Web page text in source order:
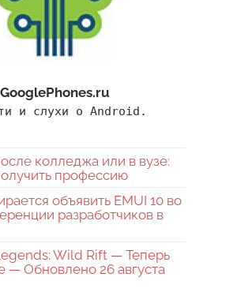
GooglePhones.ru
и слухи о Android.
колледжа или в вузе:
профессию
объявить EMUI 10 во
разработчиков в
Wild Rift — Теперь
— Обновлено 26 августа